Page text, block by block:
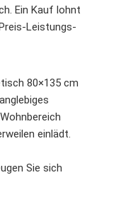
Ein Kauf lohnt
Leistungs-
80×135 cm
einlädt.
Sie sich